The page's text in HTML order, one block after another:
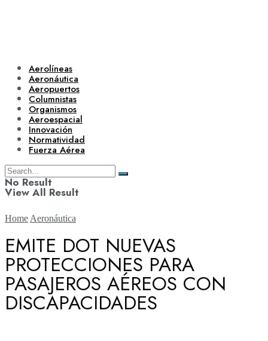
Aerolíneas
Aeronáutica
Aeropuertos
Columnistas
Organismos
Aeroespacial
Innovación
Normatividad
Fuerza Aérea
No Result
View All Result
Aerolíneas
Aeronáutica
Home Aeronáutica
EMITE DOT NUEVAS
PROTECCIONES PARA
PASAJEROS AÉREOS CON
DISCAPACIDADES